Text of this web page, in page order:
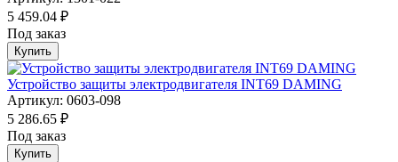
5 459.04 ₽
Под заказ
Купить
Устройство защиты электродвигателя INT69 DAMING
Артикул: 0603-098
5 286.65 ₽
Под заказ
Купить